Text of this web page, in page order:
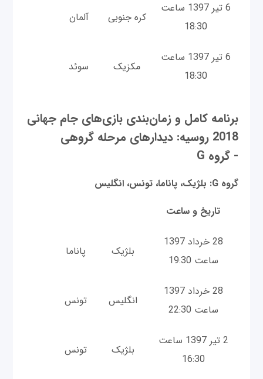
6 تیر 1397 ساعت
18:30
کره جنوبی آلمان
6 تیر 1397 ساعت
18:30
مکزیک سوئد
برنامه کامل و زمان‌بندی بازی‌های جام جهانی
2018 روسیه: دیدارهای مرحله گروهی
- گروه G
گروه G: بلژیک، پاناما، تونس، انگلیس
تاریخ و ساعت
28 خرداد 1397
ساعت 19:30
بلژیک پاناما
28 خرداد 1397
ساعت 22:30
انگلیس تونس
2 تیر 1397 ساعت
16:30
بلژیک تونس